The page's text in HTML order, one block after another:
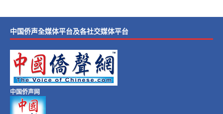
中国侨声全媒体平台及各社交媒体平台
中国侨声网